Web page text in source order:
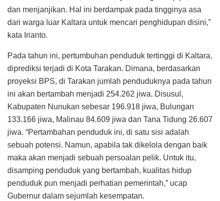
dan menjanjikan. Hal ini berdampak pada tingginya asa
dari warga luar Kaltara untuk mencari penghidupan disini,”
kata Irianto.
Pada tahun ini, pertumbuhan penduduk tertinggi di Kaltara,
diprediksi terjadi di Kota Tarakan. Dimana, berdasarkan
proyeksi BPS, di Tarakan jumlah penduduknya pada tahun
ini akan bertambah menjadi 254.262 jiwa. Disusul,
Kabupaten Nunukan sebesar 196.918 jiwa, Bulungan
133.166 jiwa, Malinau 84.609 jiwa dan Tana Tidung 26.607
jiwa. “Pertambahan penduduk ini, di satu sisi adalah
sebuah potensi. Namun, apabila tak dikelola dengan baik
maka akan menjadi sebuah persoalan pelik. Untuk itu,
disamping penduduk yang bertambah, kualitas hidup
penduduk pun menjadi perhatian pemerintah,” ucap
Gubernur dalam sejumlah kesempatan.